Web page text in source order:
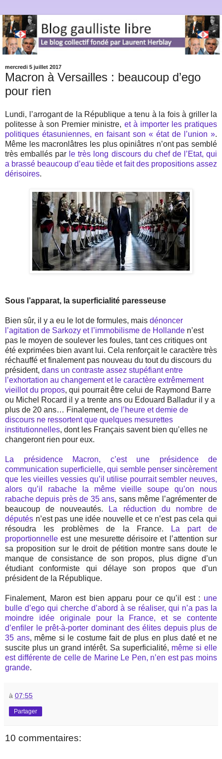
mercredi 5 juillet 2017
Macron à Versailles : beaucoup d’ego
pour rien
Lundi, l’arrogant de la République a tenu à la fois à griller la
politesse à son Premier ministre, et à importer les pratiques
politiques étasuniennes, en faisant son « état de l’union ».
Même les macronlâtres les plus opiniâtres n’ont pas semblé
très emballés par le très long discours du chef de l’Etat, qui
a brassé beaucoup d’eau tiède et fait des propositions assez
dérisoires.
Sous l’apparat, la superficialité paresseuse
Bien sûr, il y a eu le lot de formules, mais dénoncer
l’agitation de Sarkozy et l’immobilisme de Hollande n’est
pas le moyen de soulever les foules, tant ces critiques ont
été exprimées bien avant lui. Cela renforçait le caractère très
réchauffé et finalement pas nouveau du tout du discours du
président, dans un contraste assez stupéfiant entre
l’exhortation au changement et le caractère extrêmement
vieillot du propos, qui pourrait être celui de Raymond Barre
ou Michel Rocard il y a trente ans ou Edouard Balladur il y a
plus de 20 ans… Finalement, de l’heure et demie de
discours ne ressortent que quelques mesurettes
institutionnelles, dont les Français savent bien qu’elles ne
changeront rien pour eux.
La présidence Macron, c’est une présidence de
communication superficielle, qui semble penser sincèrement
que les vieilles vessies qu’il utilise pourrait sembler neuves,
alors qu’il rabache la même vieille soupe qu’on nous
rabache depuis près de 35 ans, sans même l’agrémenter de
beaucoup de nouveautés.
La réduction du nombre de
députés n’est pas une idée nouvelle et ce n’est pas cela qui
résoudra les problèmes de la France.
La part de
proportionnelle est une mesurette dérisoire et l’attention sur
sa proposition sur le droit de pétition montre sans doute le
manque de consistance de son propos, plus digne d’un
étudiant conformiste qui délaye son propos que d’un
président de la République.
Finalement, Maron est bien apparu pour ce qu’il est : une
bulle d’ego qui cherche d’abord à se réaliser, qui n’a pas la
moindre idée originale pour la France, et se contente
d’enfiler le prêt-à-porter dominant des élites depuis plus de
35 ans, même si le costume fait de plus en plus daté et ne
suscite plus un grand intérêt. Sa superficialité, même si elle
est différente de celle de Marine Le Pen, n’en est pas moins
grande.
à 07:55
Partager
10 commentaires: